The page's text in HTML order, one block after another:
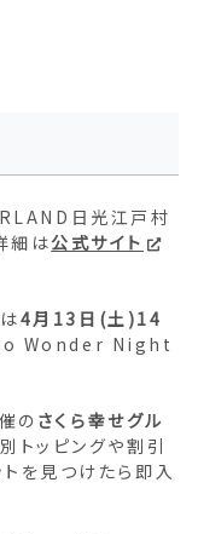
日光江戸村
細は公式サイト
4月13日(土)14
Wonder Night
の さくら幸せグル
トッピングや割引
を見つけたら即入